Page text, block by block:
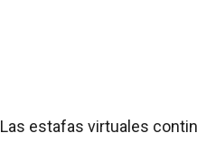
Las estafas virtuales